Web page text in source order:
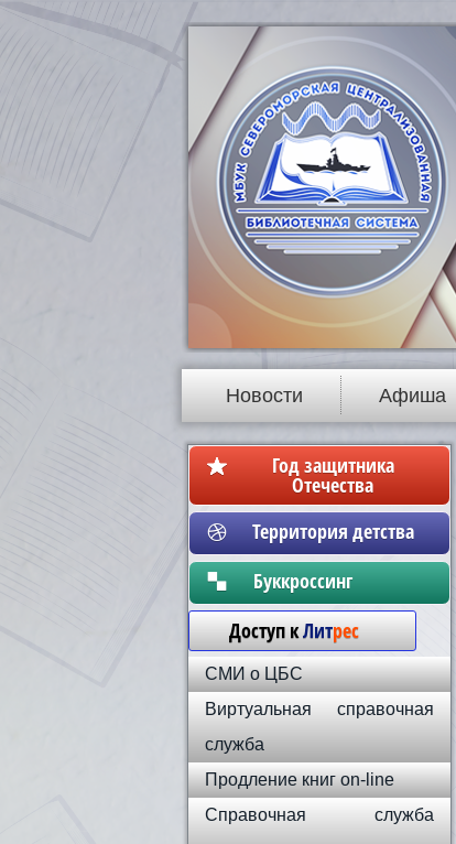
Новости Афиша
Год защитника
Отечества
Территория детства
Бyккpoccинг
Доступ кЛитрес
СМИ о ЦБС
Виртуальная справочная
служба
Продление книг on-line
Справочная служба